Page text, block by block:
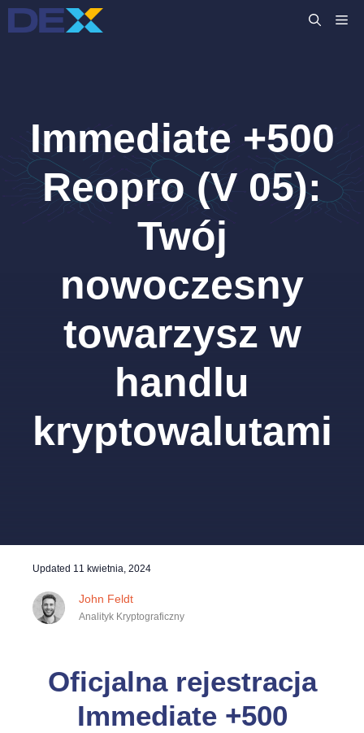
Przejdź
do
Immediate +500
Reopro (V 05):
Twój
nowoczesny
towarzysz w
handlu
kryptowalutami
Updated 11 kwietnia, 2024
John Feldt
Analityk Kryptograficzny
Oficjalna rejestracja
Immediate +500